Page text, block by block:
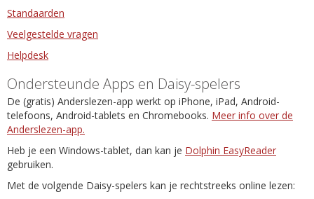
Standaarden
Veelgestelde vragen
Helpdesk
Ondersteunde Apps en Daisy-spelers
De (gratis) Anderslezen-app werkt op iPhone, iPad, Android-
telefoons, Android-tablets en Chromebooks. Meer info over de
Anderslezen-app.
Heb je een Windows-tablet, dan kan je Dolphin EasyReader
gebruiken.
Met de volgende Daisy-spelers kan je rechtstreeks online lezen: